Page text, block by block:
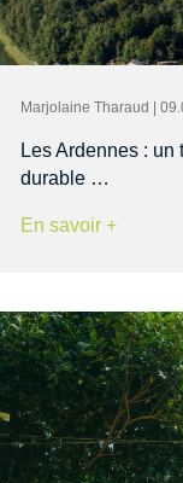
Marjolaine Tharaud |
Les Ardennes : un
durable …
En savoir +